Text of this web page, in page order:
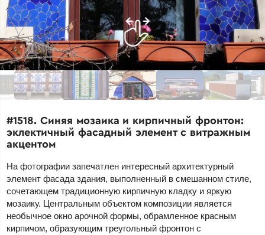
#1518. Синяя мозаика и кирпичный фронтон:
эклектичный фасадный элемент с витражным
акцентом
На фотографии запечатлен интересный архитектурный
элемент фасада здания, выполненный в смешанном стиле,
сочетающем традиционную кирпичную кладку и яркую
мозаику. Центральным объектом композиции является
необычное окно арочной формы, обрамленное красным
кирпичом, образующим треугольный фронтон с